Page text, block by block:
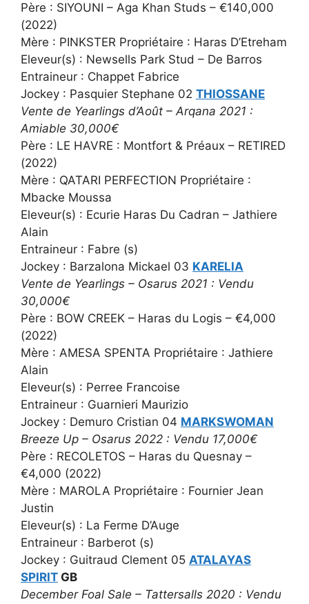
Père : SIYOUNI – Aga Khan Studs – €140,000
(2022)
Mère : PINKSTER Propriétaire : Haras D’Etreham
Eleveur(s) : Newsells Park Stud – De Barros
Entraineur : Chappet Fabrice
Jockey : Pasquier Stephane 02 THIOSSANE
Vente de Yearlings d’Août – Arqana 2021 :
Amiable 30,000€
Père : LE HAVRE : Montfort & Préaux – RETIRED
(2022)
Mère : QATARI PERFECTION Propriétaire :
Mbacke Moussa
Eleveur(s) : Ecurie Haras Du Cadran – Jathiere
Alain
Entraineur : Fabre (s)
Jockey : Barzalona Mickael 03 KARELIA
Vente de Yearlings – Osarus 2021 : Vendu
30,000€
Père : BOW CREEK – Haras du Logis – €4,000
(2022)
Mère : AMESA SPENTA Propriétaire : Jathiere
Alain
Eleveur(s) : Perree Francoise
Entraineur : Guarnieri Maurizio
Jockey : Demuro Cristian 04 MARKSWOMAN
Breeze Up – Osarus 2022 : Vendu 17,000€
Père : RECOLETOS – Haras du Quesnay –
€4,000 (2022)
Mère : MAROLA Propriétaire : Fournier Jean
Justin
Eleveur(s) : La Ferme D’Auge
Entraineur : Barberot (s)
Jockey : Guitraud Clement 05 ATALAYAS
SPIRIT GB
December Foal Sale – Tattersalls 2020 : Vendu